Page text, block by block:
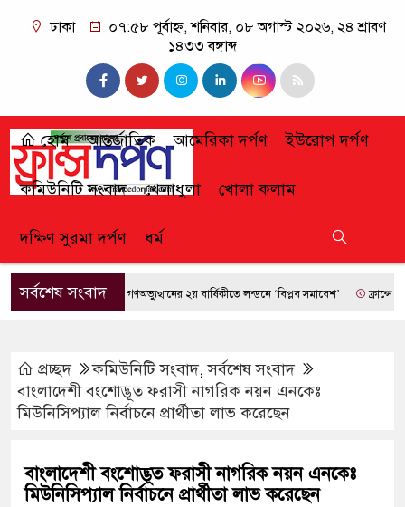
ঢাকা
০৭:৫৮ পূর্বাহ্ন, শনিবার, ০৮ অগাস্ট ২০২৬, ২৪ শ্রাবণ
১৪৩৩ বঙ্গাব্দ
হোম আন্তর্জাতিক আমেরিকা দর্পণ ইউরোপ দর্পণ
কমিউনিটি সংবাদ খেলাধুলা খোলা কলাম
দক্ষিণ সুরমা দর্পণ ধর্ম
সর্বশেষ সংবাদজুলাই গণঅভ্যুত্থানের ২য় বার্ষিকীতে লন্ডনে ‘বিপ্লব সমাবেশ’ ফ্রান্সে
প্রচ্ছদ কমিউনিটি সংবাদ,সর্বশেষ সংবাদ
বাংলাদেশী বংশোদ্ভূত ফরাসী নাগরিক নয়ন এনকেঃ
মিউনিসিপ্যাল নির্বাচনে প্রার্থীতা লাভ করেছেন
বাংলাদেশী বংশোদ্ভূত ফরাসী নাগরিক নয়ন এনকেঃ
মিউনিসিপ্যাল নির্বাচনে প্রার্থীতা লাভ করেছেন